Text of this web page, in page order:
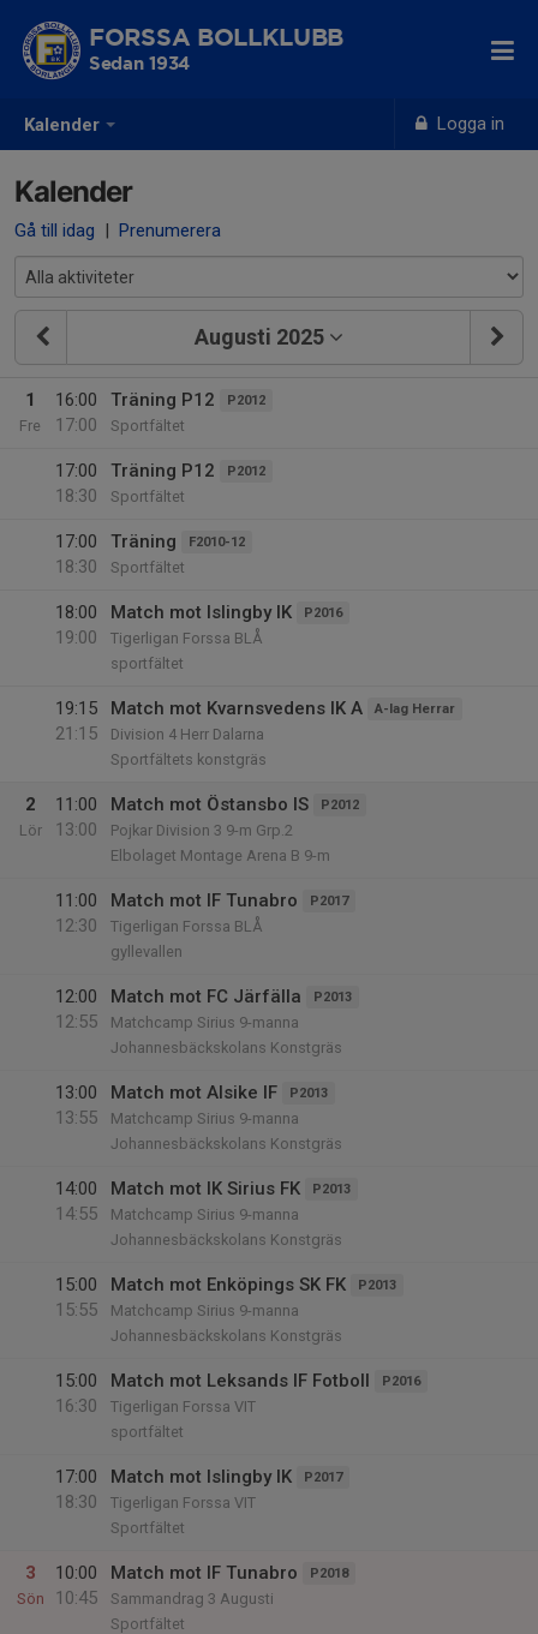
Kalender Logga in
FORSSA BOLLKLUBB
Sedan 1934
Kalender
Gå till idag | Prenumerera
Augusti 2025
1
Fre
16:00
17:00
Träning P12 P2012
Sportfältet
17:00
18:30
Träning P12 P2012
Sportfältet
17:00
18:30
Träning F2010-12
Sportfältet
18:00
19:00
Match mot Islingby IK P2016
Tigerligan Forssa BLÅ
sportfältet
19:15
21:15
Match mot Kvarnsvedens IK A A-lag Herrar
Division 4 Herr Dalarna
Sportfältets konstgräs
2
Lör
11:00
13:00
Match mot Östansbo IS P2012
Pojkar Division 3 9-m Grp.2
Elbolaget Montage Arena B 9-m
11:00
12:30
Match mot IF Tunabro P2017
Tigerligan Forssa BLÅ
gyllevallen
12:00
12:55
Match mot FC Järfälla P2013
Matchcamp Sirius 9-manna
Johannesbäckskolans Konstgräs
13:00
13:55
Match mot Alsike IF P2013
Matchcamp Sirius 9-manna
Johannesbäckskolans Konstgräs
14:00
14:55
Match mot IK Sirius FK P2013
Matchcamp Sirius 9-manna
Johannesbäckskolans Konstgräs
15:00
15:55
Match mot Enköpings SK FK P2013
Matchcamp Sirius 9-manna
Johannesbäckskolans Konstgräs
15:00
16:30
Match mot Leksands IF Fotboll P2016
Tigerligan Forssa VIT
sportfältet
17:00
18:30
Match mot Islingby IK P2017
Tigerligan Forssa VIT
Sportfältet
3
Sön
10:00
10:45
Match mot IF Tunabro P2018
Sammandrag 3 Augusti
Sportfältet